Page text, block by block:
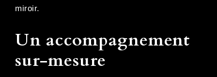
miroir.
Un accompagnement
sur-mesure